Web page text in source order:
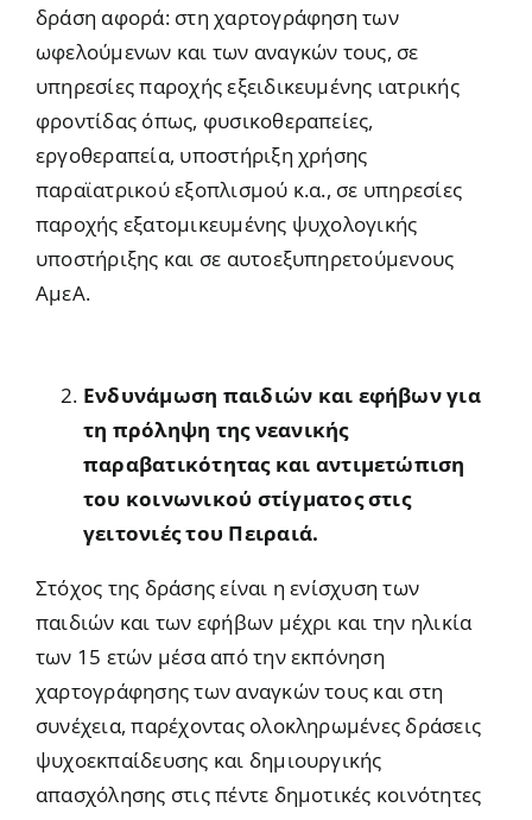
δράση αφορά: στη χαρτογράφηση των
ωφελούμενων και των αναγκών τους, σε
υπηρεσίες παροχής εξειδικευμένης ιατρικής
φροντίδας όπως, φυσικοθεραπείες,
εργοθεραπεία, υποστήριξη χρήσης
παραϊατρικού εξοπλισμού κ.α., σε υπηρεσίες
παροχής εξατομικευμένης ψυχολογικής
υποστήριξης και σε αυτοεξυπηρετούμενους
ΑμεΑ.
Ενδυνάμωση παιδιών και εφήβων για
τη πρόληψη της νεανικής
παραβατικότητας και αντιμετώπιση
του κοινωνικού στίγματος στις
γειτονιές του Πειραιά.
Στόχος της δράσης είναι η ενίσχυση των
παιδιών και των εφήβων μέχρι και την ηλικία
των 15 ετών μέσα από την εκπόνηση
χαρτογράφησης των αναγκών τους και στη
συνέχεια, παρέχοντας ολοκληρωμένες δράσεις
ψυχοεκπαίδευσης και δημιουργικής
απασχόλησης στις πέντε δημοτικές κοινότητες